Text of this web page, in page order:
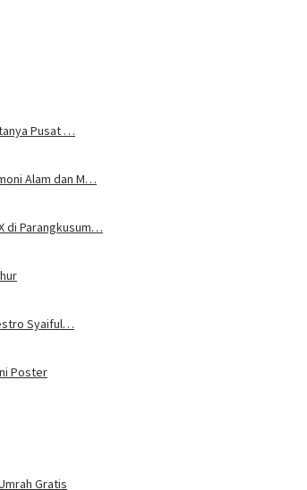
Pusat …
Alam dan M…
di Parangkusum…
Syaiful…
Poster
Gratis